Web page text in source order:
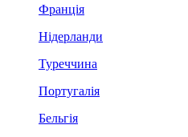
Франція
Нідерланди
Туреччина
Португалія
Бельгія